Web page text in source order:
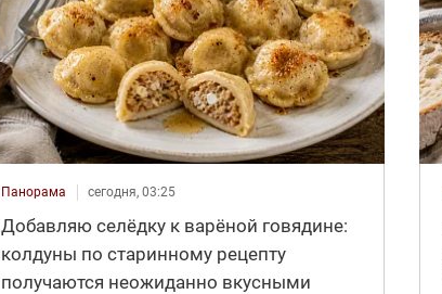
Панорама сегодня, 03:25
Добавляю селёдку к варёной говядине:
колдуны по старинному рецепту
получаются неожиданно вкусными